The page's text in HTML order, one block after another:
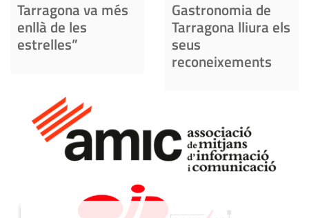
Tarragona va més
enllà de les
estrelles”
Gastronomia de
Tarragona lliura els
seus
reconeixements